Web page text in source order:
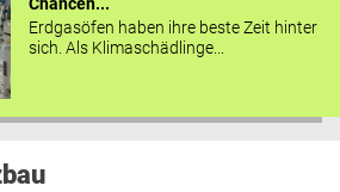
Chancen...
Erdgasöfen haben ihre beste Zeit hinter
sich. Als Klimaschädlinge...